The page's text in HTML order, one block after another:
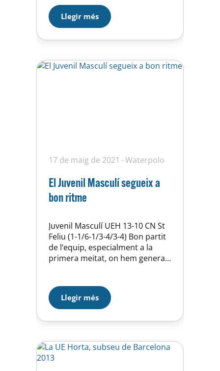
Llobregat va ofegar el nostre
atac, ens va provocar constants
pèrdues de pilota, contracops
continuus i pilotes que arribaven
Llegir més
17 de maig de 2021 Waterpolo
El Juvenil Masculí segueix a
bon ritme
Juvenil Masculí UEH 13-10 CN St
Feliu (1-1/6-1/3-4/3-4) Bon partit
de l’equip, especialment a la
primera meitat, on hem generat
defensa. A la segona part del
partit ens hem relaxat una mica i
això ho ha aprofitat el rival per
anar-se apropant, tot i…
Llegir més